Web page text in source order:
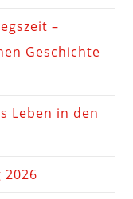
–
Geschichte
Leben in den